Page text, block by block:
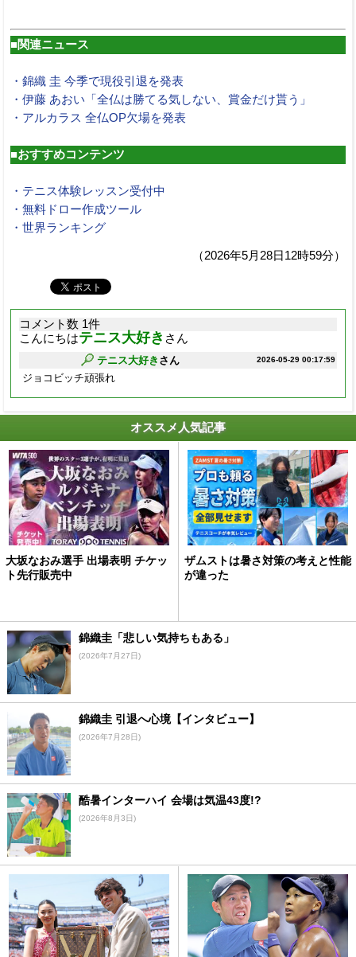
■関連ニュース
・錦織 圭 今季で現役引退を発表
・伊藤 あおい「全仏は勝てる気しない、賞金だけ貰う」
・アルカラス 全仏OP欠場を発表
■おすすめコンテンツ
・テニス体験レッスン受付中
・無料ドロー作成ツール
・世界ランキング
（2026年5月28日12時59分）
コメント数 1件
こんにちはテニス大好き さん
2026-05-29 00:17:59
テニス大好き さん
ジョコビッチ頑張れ
オススメ人気記事
大坂なおみ選手 出場表明 チケッ
ト先行販売中
ザムストは暑さ対策の考えと性能
が違った
錦織圭「悲しい気持ちもある」
(2026年7月27日)
錦織圭 引退へ心境【インタビュー】
(2026年7月28日)
酷暑インターハイ 会場は気温43度!?
(2026年8月3日)